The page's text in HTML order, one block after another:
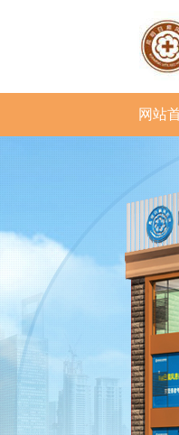
网站